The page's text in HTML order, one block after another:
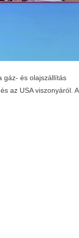
gáz- és olajszállítás
az USA viszonyáról. A